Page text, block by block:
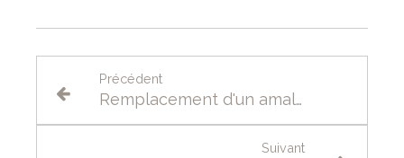
Précédent
Remplacement d'un amalgame par un inlay
Suivant